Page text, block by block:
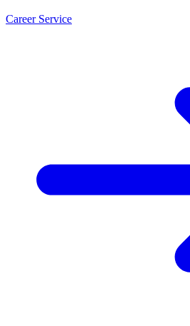
Career Service